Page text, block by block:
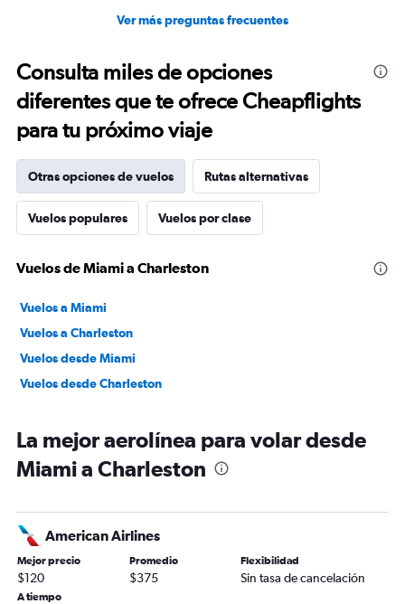
Ver más preguntas frecuentes
Consulta miles de opciones
diferentes que te ofrece Cheapflights
para tu próximo viaje
Otras opciones de vuelos Rutas alternativas
Vuelos populares Vuelos por clase
Vuelos de Miami a Charleston
Vuelos a Miami
Vuelos a Charleston
Vuelos desde Miami
Vuelos desde Charleston
La mejor aerolínea para volar desde
Miami a Charleston
American Airlines
Mejor precio
$120
Promedio
$375
Flexibilidad
Sin tasa de cancelación
A tiempo